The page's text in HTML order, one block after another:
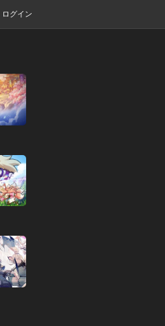
ログイン